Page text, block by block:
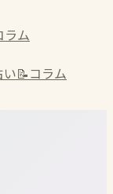
ラム
い📝コラム